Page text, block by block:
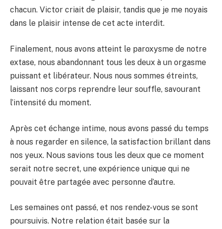
chacun. Victor criait de plaisir, tandis que je me noyais
dans le plaisir intense de cet acte interdit.
Finalement, nous avons atteint le paroxysme de notre
extase, nous abandonnant tous les deux à un orgasme
puissant et libérateur. Nous nous sommes étreints,
laissant nos corps reprendre leur souffle, savourant
l’intensité du moment.
Après cet échange intime, nous avons passé du temps
à nous regarder en silence, la satisfaction brillant dans
nos yeux. Nous savions tous les deux que ce moment
serait notre secret, une expérience unique qui ne
pouvait être partagée avec personne d’autre.
Les semaines ont passé, et nos rendez-vous se sont
poursuivis. Notre relation était basée sur la